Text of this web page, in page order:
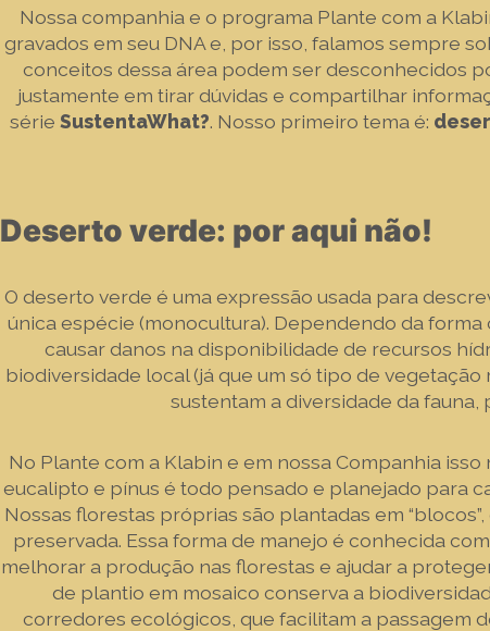
Nossa companhia e o programa Plante com a
gravados em seu DNA e, por isso, falamos sempre
conceitos dessa área podem ser desconhecidos
justamente em tirar dúvidas e compartilhar
série SustentaWhat?. Nosso primeiro tema é:
Deserto verde: por aqui não!
O deserto verde é uma expressão usada para
única espécie (monocultura). Dependendo da
causar danos na disponibilidade de recursos
biodiversidade local (já que um só tipo de
sustentam a diversidade da fauna,
No Plante com a Klabin e em nossa Companhia
eucalipto e pínus é todo pensado e planejado para
Nossas florestas próprias são plantadas em
preservada. Essa forma de manejo é conhecida
melhorar a produção nas florestas e ajudar a
de plantio em mosaico conserva a
corredores ecológicos, que facilitam a passagem